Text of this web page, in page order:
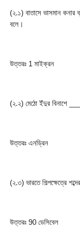
(২.১) বাতাসে ভাসমান
বলে।
উত্তরঃ 1 মাইক্রন
(২.২) মেঠো ইঁদুর বিনাশে
উত্তরঃ এনড্রিন
(২.৩) ভারতে শিল্পক্ষেত্রে
উত্তরঃ 90 ডেসিবেল